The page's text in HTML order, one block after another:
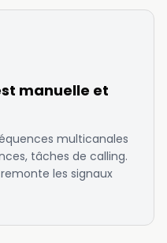
manuelle et
multicanales
tâches de calling.
les signaux